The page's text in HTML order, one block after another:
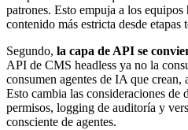
patrones. Esto empuja a los equipos
contenido más estricta desde etapas
Segundo, la capa de API se
API de CMS headless ya no la
consumen agentes de IA que
Esto cambia las consideraciones de
permisos, logging de auditoría y
consciente de agentes.